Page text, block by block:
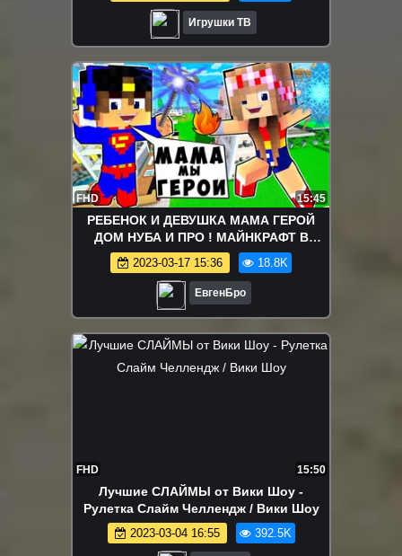
Игрушки ТВ
FHD 15:45
РЕБЕНОК И ДЕВУШКА МАМА ГЕРОЙ
ДОМ НУБА И ПРО ! МАЙНКРАФТ В
РЕАЛЬНОЙ ЖИЗНИ ВИДЕО ТРОЛЛИНГ
MINECRAFT
2023-03-17 15:36 18.8K
ЕвгенБро
FHD 15:50
Лучшие СЛАЙМЫ от Вики Шоу -
Рулетка Слайм Челлендж / Вики Шоу
2023-03-04 16:55 392.5K